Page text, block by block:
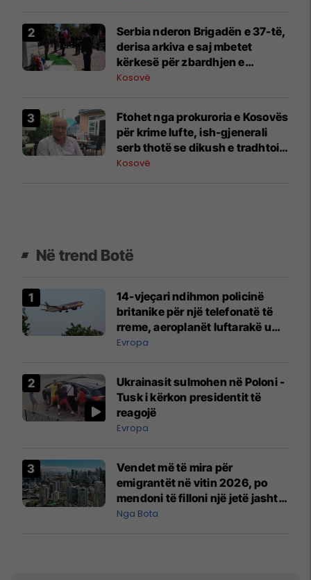
Serbia nderon Brigadën e 37-të,
derisa arkiva e saj mbetet
kërkesë për zbardhjen e
krimeve të luftës në Kosovë
Kosovë
Ftohet nga prokuroria e Kosovës
për krime lufte, ish-gjenerali
serb thotë se dikush e tradhtoi
në Beograd
Kosovë
Në trend Botë
14-vjeçari ndihmon policinë
britanike për një telefonatë të
rreme, aeroplanët luftarakë u
ngritën në ajër për të
Mançesterit
Evropa
Ukrainasit sulmohen në Poloni -
Tusk i kërkon presidentit të
reagojë
Evropa
Vendet më të mira për
emigrantët në vitin 2026, po
mendoni të filloni një jetë jashtë
vendit?
Nga Bota